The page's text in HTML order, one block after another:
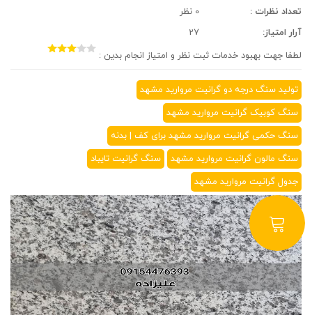
تعداد نظرات :
0 نظر
آرار امتیاز:
27
لطفا جهت بهبود خدمات ثبت نظر و امتیاز انجام بدین :
تولید سنگ درجه دو گرانیت مروارید مشهد
سنگ کوبیک گرانیت مروارید مشهد
سنگ حکمی گرانیت مروارید مشهد برای کف | بدنه
سنگ مالون گرانیت مروارید مشهد
سنگ گرانیت تایباد
جدول گرانیت مروارید مشهد